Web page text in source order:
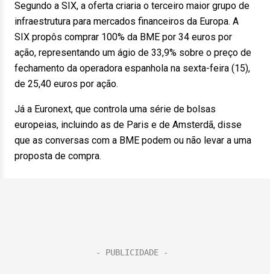
Segundo a SIX, a oferta criaria o terceiro maior grupo de
infraestrutura para mercados financeiros da Europa. A
SIX propôs comprar 100% da BME por 34 euros por
ação, representando um ágio de 33,9% sobre o preço de
fechamento da operadora espanhola na sexta-feira (15),
de 25,40 euros por ação.
Já a Euronext, que controla uma série de bolsas
europeias, incluindo as de Paris e de Amsterdã, disse
que as conversas com a BME podem ou não levar a uma
proposta de compra.